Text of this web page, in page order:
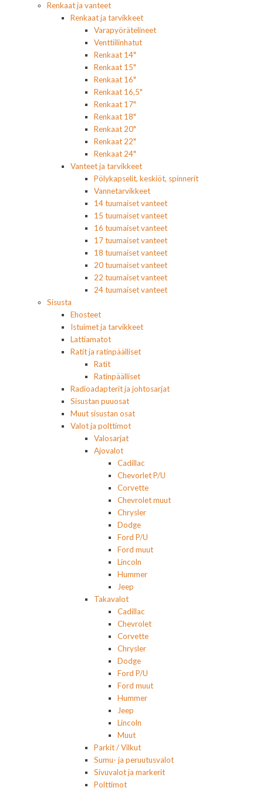
Renkaat ja vanteet
Renkaat ja tarvikkeet
Varapyörätelineet
Venttiilinhatut
Renkaat 14"
Renkaat 15"
Renkaat 16"
Renkaat 16,5"
Renkaat 17"
Renkaat 18"
Renkaat 20"
Renkaat 22"
Renkaat 24"
Vanteet ja tarvikkeet
Pölykapselit, keskiöt, spinnerit
Vannetarvikkeet
14 tuumaiset vanteet
15 tuumaiset vanteet
16 tuumaiset vanteet
17 tuumaiset vanteet
18 tuumaiset vanteet
20 tuumaiset vanteet
22 tuumaiset vanteet
24 tuumaiset vanteet
Sisusta
Ehosteet
Istuimet ja tarvikkeet
Lattiamatot
Ratit ja ratinpäälliset
Ratit
Ratinpäälliset
Radioadapterit ja johtosarjat
Sisustan puuosat
Muut sisustan osat
Valot ja polttimot
Valosarjat
Ajovalot
Cadillac
Chevorlet P/U
Corvette
Chevrolet muut
Chrysler
Dodge
Ford P/U
Ford muut
Lincoln
Hummer
Jeep
Takavalot
Cadillac
Chevrolet
Corvette
Chrysler
Dodge
Ford P/U
Ford muut
Hummer
Jeep
Lincoln
Muut
Parkit / Vilkut
Sumu- ja peruutusvalot
Sivuvalot ja markerit
Polttimot